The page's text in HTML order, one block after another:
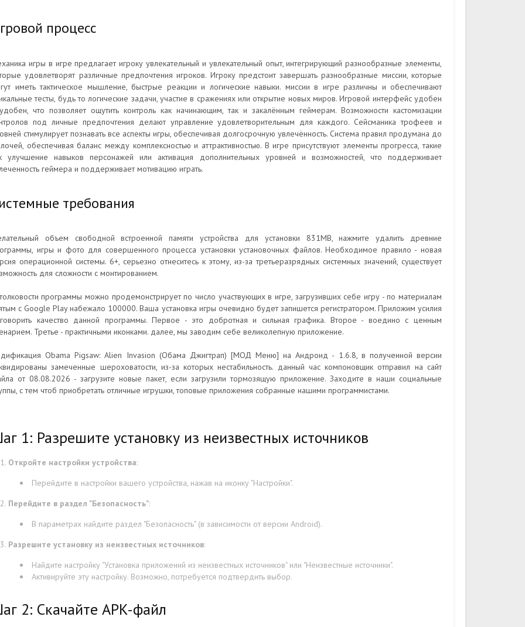
процесс
игры в игре предлагает игроку увлекательный и увлекательный опыт, интегрирующий разнообразные элементы,
удовлетворят различные предпочтения игроков. Игроку предстоит завершать разнообразные миссии, которые
иметь тактическое мышление, быстрые реакции и логические навыки. миссии в игре различны и обеспечивают
тесты, будь то логические задачи, участие в сражениях или открытие новых миров. Игровой интерфейс удобен
что позволяет ощутить контроль как начинающим, так и закалённым геймерам. Возможности кастомизации
под личные предпочтения делают управление удовлетворительным для каждого. Сейсманика трофеев и
стимулирует познавать все аспекты игры, обеспечивая долгосрочную увлечённость. Система правил продумана до
обеспечивая баланс между комплексностью и аттрактивностью. В игре присутствуют элементы прогресса, такие
улучшение навыков персонажей или активация дополнительных уровней и возможностей, что поддерживает
геймера и поддерживает мотивацию играть.
требования
объем свободной встроенной памяти устройства для установки 831MB, нажмите удалить древние
игры и фото для совершенного процесса установки установочных файлов. Необходимое правило - новая
операционной системы. 6+, серьезно отнеситесь к этому, из-за третьеразрядных системных значений, существует
для сложности с монтированием.
программы можно продемонстрирует по число участвующих в игре, загрузивших себе игру - по материалам
с Google Play набежало 100000. Ваша установка игры очевидно будет запишется регистратором. Приложим усилия
качество данной программы. Первое - это добротная и сильная графика. Второе - воедино с ценным
Третье - практичными иконками. далее, мы заводим себе великолепную приложение.
Obama Pigsaw: Alien Invasion (Обама Джигтрап) [МОД Меню] на Андроид - 1.6.8, в полученной версии
замеченные шероховатости, из-за которых нестабильность. данный час компоновщик отправил на сайт
от 08.08.2026 - загрузите новые пакет, если загрузили тормозящую приложение. Заходите в наши социальные
с тем чтоб приобретать отличные игрушки, топовые приложения собранные нашими программистами.
1: Разрешите установку из неизвестных источников
Откройте настройки устройства:
Перейдите в настройки вашего устройства, нажав на иконку "Настройки".
Перейдите в раздел "Безопасность":
В параметрах найдите раздел "Безопасность" (в зависимости от версии Android).
Разрешите установку из неизвестных источников:
Найдите настройку "Установка приложений из неизвестных источников" или "Неизвестные источники".
Активируйте эту настройку. Возможно, потребуется подтвердить выбор.
2: Скачайте APK-файл